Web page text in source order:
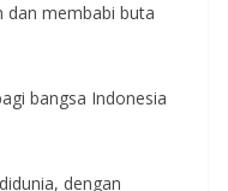
dan membabi buta
bangsa Indonesia
dengan